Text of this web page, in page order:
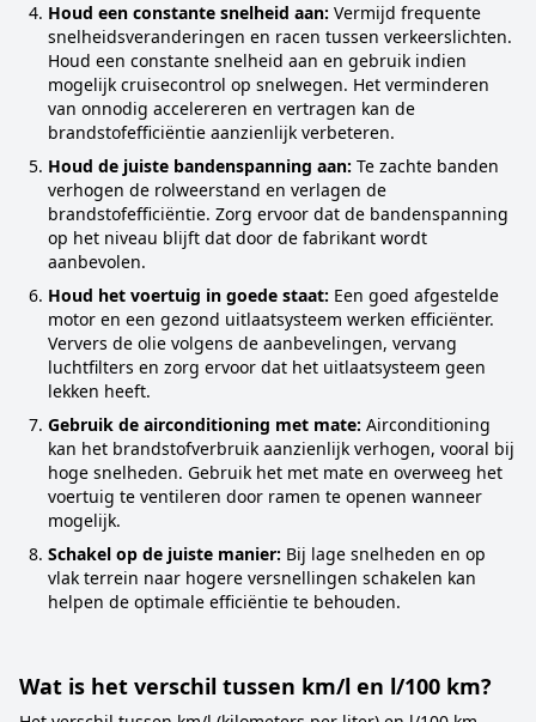
Houd een constante snelheid aan: Vermijd frequente
snelheidsveranderingen en racen tussen verkeerslichten.
Houd een constante snelheid aan en gebruik indien
mogelijk cruisecontrol op snelwegen. Het verminderen
van onnodig accelereren en vertragen kan de
brandstofefficiëntie aanzienlijk verbeteren.
Houd de juiste bandenspanning aan: Te zachte banden
verhogen de rolweerstand en verlagen de
brandstofefficiëntie. Zorg ervoor dat de bandenspanning
op het niveau blijft dat door de fabrikant wordt
aanbevolen.
Houd het voertuig in goede staat: Een goed afgestelde
motor en een gezond uitlaatsysteem werken efficiënter.
Ververs de olie volgens de aanbevelingen, vervang
luchtfilters en zorg ervoor dat het uitlaatsysteem geen
lekken heeft.
Gebruik de airconditioning met mate: Airconditioning
kan het brandstofverbruik aanzienlijk verhogen, vooral bij
hoge snelheden. Gebruik het met mate en overweeg het
voertuig te ventileren door ramen te openen wanneer
mogelijk.
Schakel op de juiste manier: Bij lage snelheden en op
vlak terrein naar hogere versnellingen schakelen kan
helpen de optimale efficiëntie te behouden.
Wat is het verschil tussen km/l en l/100 km?